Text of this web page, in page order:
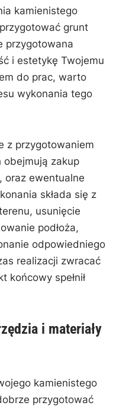
kamienistego‍
grunt
​przygotowana
i estetykę Twojemu
‌do prac, warto‌
wykonania tego
⁢z przygotowaniem
obejmują zakup
oraz⁣ ewentualne
składa się​ z
usunięcie
podłoża,
odpowiedniego
realizacji zwracać
końcowy⁢ spełnił
i materiały
kamienistego
‌przygotować